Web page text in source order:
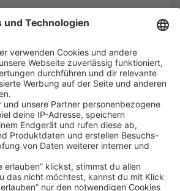
geeignet?
offenen Jobs zu sehen.